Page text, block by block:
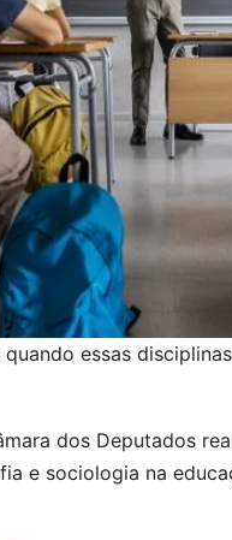
essas
dos Deputados
e sociologia na